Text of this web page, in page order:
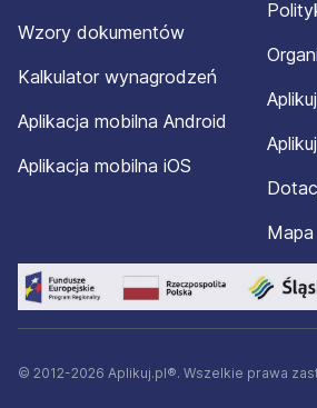
Wzory dokumentów
Kalkulator wynagrodzeń
Aplikacja mobilna Android
Aplikacja mobilna iOS
© 2012-2026 Aplikuj.pl®. Wszelkie prawa